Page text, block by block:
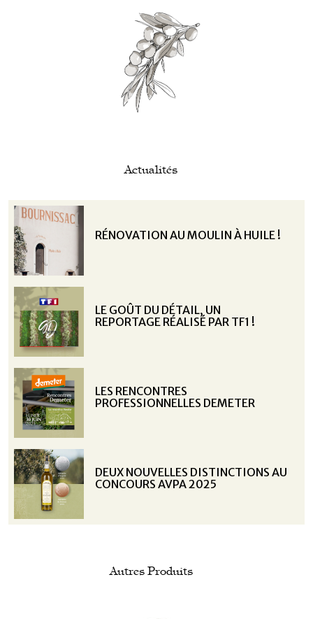
Actualités
RÉNOVATION AU MOULIN À HUILE !
LE GOÛT DU DÉTAIL, UN
REPORTAGE RÉALISÉ PAR TF1 !
LES RENCONTRES
PROFESSIONNELLES DEMETER
DEUX NOUVELLES DISTINCTIONS AU
CONCOURS AVPA 2025
Autres Produits